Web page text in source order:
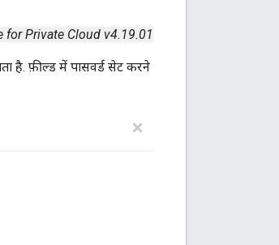
for Private Cloud v4.19.01
है. फ़ील्ड में पासवर्ड सेट करने